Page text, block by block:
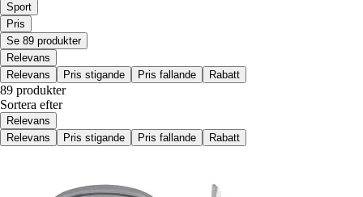
Sport
Pris
Se 89 produkter
Relevans
Relevans
Pris stigande Pris fallande Rabatt
89 produkter
Sortera efter
Relevans
Relevans
Pris stigande Pris fallande Rabatt